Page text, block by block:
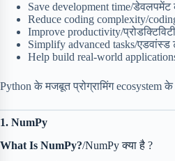
Save development time/डेवलपमेंट
Reduce coding complexity/
Improve productivity/
Simplify advanced tasks/
Help build real-world
Python के मजबूत प्रोग्रामिंग ecosystem
1. NumPy
What Is NumPy?/NumPy क्या है ?